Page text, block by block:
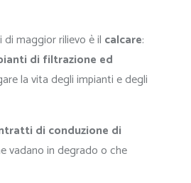
di maggior rilievo è il calcare:
di filtrazione ed
la vita degli impianti e degli
di conduzione di
vadano in degrado o che